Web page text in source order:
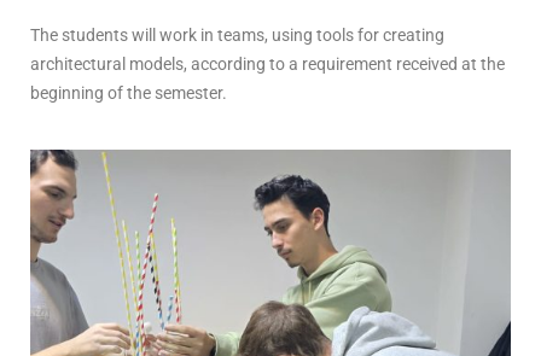
The students will work in teams, using tools for creating
architectural models, according to a requirement received at the
beginning of the semester.